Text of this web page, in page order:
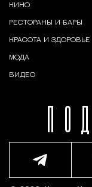
КИНО
РЕСТОРАНЫ И БАРЫ
КРАСОТА И ЗДОРОВЬЕ
МОДА
ВИДЕО